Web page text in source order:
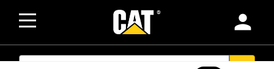
person
SEARCH